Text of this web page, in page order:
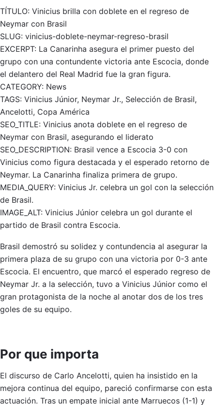
TÍTULO: Vinicius brilla con doblete en el regreso de
Neymar con Brasil
SLUG: vinicius-doblete-neymar-regreso-brasil
EXCERPT: La Canarinha asegura el primer puesto del
grupo con una contundente victoria ante Escocia, donde
el delantero del Real Madrid fue la gran figura.
CATEGORY: News
TAGS: Vinicius Júnior, Neymar Jr., Selección de Brasil,
Ancelotti, Copa América
SEO_TITLE: Vinicius anota doblete en el regreso de
Neymar con Brasil, asegurando el liderato
SEO_DESCRIPTION: Brasil vence a Escocia 3-0 con
Vinicius como figura destacada y el esperado retorno de
Neymar. La Canarinha finaliza primera de grupo.
MEDIA_QUERY: Vinicius Jr. celebra un gol con la selección
de Brasil.
IMAGE_ALT: Vinicius Júnior celebra un gol durante el
partido de Brasil contra Escocia.
Brasil demostró su solidez y contundencia al asegurar la
primera plaza de su grupo con una victoria por 0-3 ante
Escocia. El encuentro, que marcó el esperado regreso de
Neymar Jr. a la selección, tuvo a Vinicius Júnior como el
gran protagonista de la noche al anotar dos de los tres
goles de su equipo.
Por que importa
El discurso de Carlo Ancelotti, quien ha insistido en la
mejora continua del equipo, pareció confirmarse con esta
actuación. Tras un empate inicial ante Marruecos (1-1) y